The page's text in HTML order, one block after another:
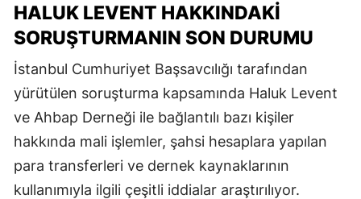
HALUK LEVENT HAKKINDAKI
SORUŞTURMANIN SON DURUMU
İstanbul Cumhuriyet Başsavcılığı tarafından
yürütülen soruşturma kapsamında Haluk Levent
ve Ahbap Derneği ile bağlantılı bazı kişiler
hakkında mali işlemler, şahsi hesaplara yapılan
para transferleri ve dernek kaynaklarının
kullanımıyla ilgili çeşitli iddialar araştırılıyor.